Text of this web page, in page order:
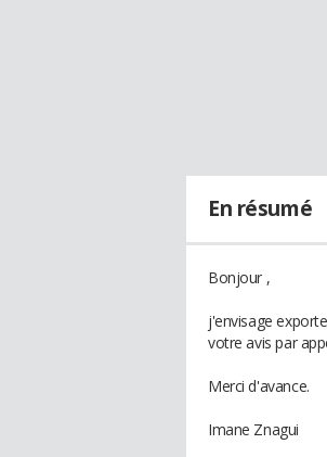
En résumé
Bonjour ,
j'envisage
votre avis par
Merci d'avance.
Imane Znagui